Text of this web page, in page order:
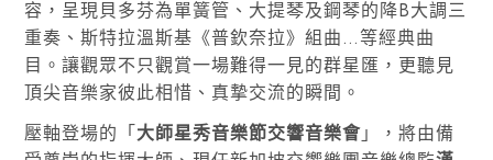
容，呈現貝多芬為單簧管、大提琴及鋼琴的降B大調三
重奏、斯特拉溫斯基《普欽奈拉》組曲…等經典曲
目。讓觀眾不只觀賞一場難得一見的群星匯，更聽見
頂尖音樂家彼此相惜、真摯交流的瞬間。
壓軸登場的「大師星秀音樂節交響音樂會」，將由備